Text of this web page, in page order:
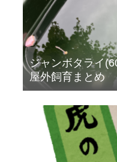
ジャンボタライ
屋外飼育まとめ